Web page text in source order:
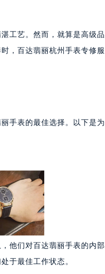
工艺。然而，就算是高级
，百达翡丽杭州手表专修
手表的最佳选择。以下是
他们对百达翡丽手表的内
于最佳工作状态。